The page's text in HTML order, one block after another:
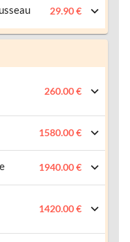
29.90 €
260.00 €
1580.00 €
1940.00 €
1420.00 €